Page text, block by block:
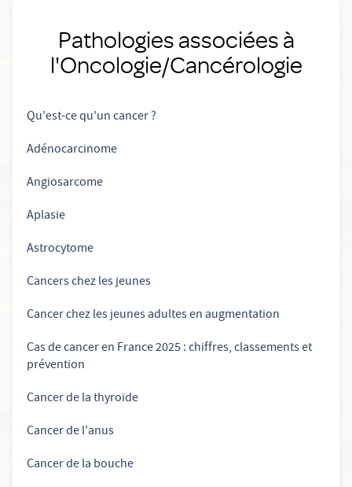
Pathologies associées à
l'Oncologie/Cancérologie
Qu'est-ce qu'un cancer ?
Adénocarcinome
Angiosarcome
Aplasie
Astrocytome
Cancers chez les jeunes
Cancer chez les jeunes adultes en augmentation
Cas de cancer en France 2025 : chiffres, classements et
prévention
Cancer de la thyroïde
Cancer de l'anus
Cancer de la bouche